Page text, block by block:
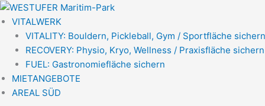
Zum
Inhalt
springen
VITALWERK
VITALITY: Bouldern, Pickleball, Gym / Sportfläche sichern
RECOVERY: Physio, Kryo, Wellness / Praxisfläche sichern
FUEL: Gastronomiefläche sichern
MIETANGEBOTE
AREAL SÜD